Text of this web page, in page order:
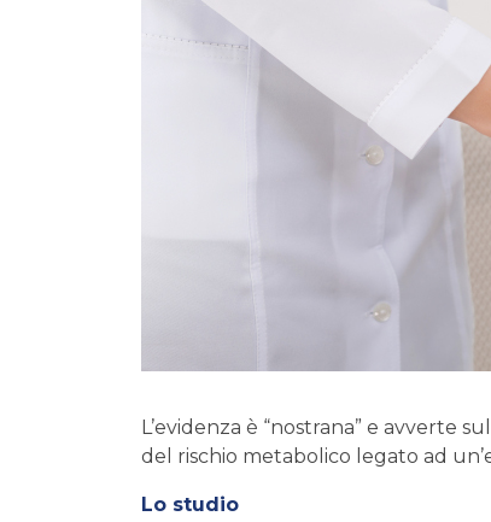
L’evidenza è “nostrana” e
del rischio metabolico legato ad
Lo studio